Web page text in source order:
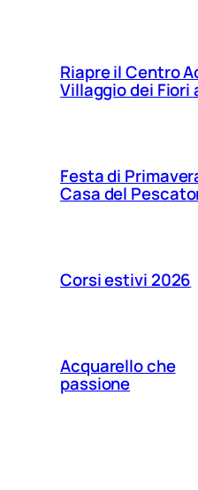
Riapre il Centro
Villaggio dei Fiori
Festa di
Casa del
Corsi estivi 2026
Acquarello che
passione